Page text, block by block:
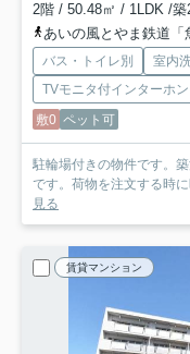
2階 / 50.48㎡ / 1LDK /築
あいの風とやま鉄道「
バス・トイレ別 室内
TVモニタ付インターホン
敷0 ペット可
駐輪場付きの物件です。
です。荷物を注文する時
見る
賃貸マンション